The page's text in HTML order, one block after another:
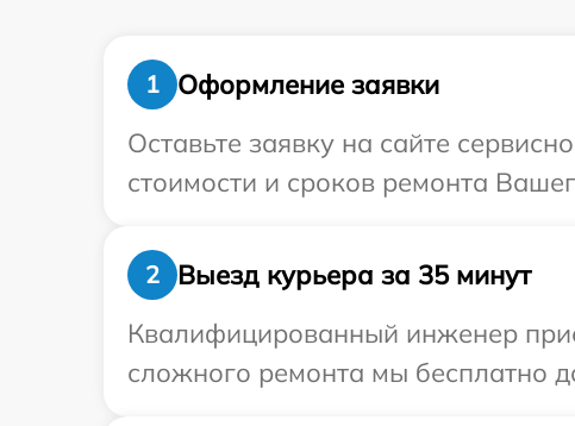
1
Оформление заявки
Оставьте заявку на сайте
стоимости и сроков ремонта
2
Выезд курьера за 35 минут
Квалифицированный инженер
сложного ремонта мы бесплатно